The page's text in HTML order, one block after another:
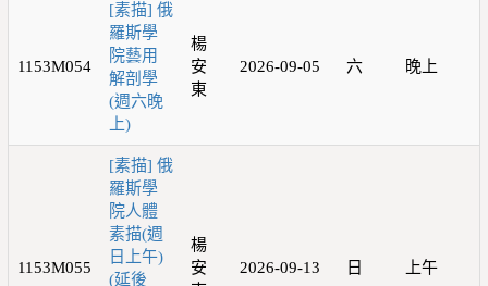
1153M054
[素描] 俄
羅斯學
院藝用
解剖學
(週六晚
上)
楊
安
東
2026-09-05 六 晚上
1153M055
[素描] 俄
羅斯學
院人體
素描(週
日上午)
(延後
楊
安
2026-09-13 日 上午